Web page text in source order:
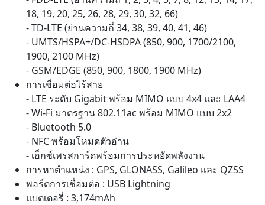
18, 19, 20, 25, 26, 28, 29, 30, 32, 66)
- TD‑LTE (ย่านความถี่ 34, 38, 39, 40, 41, 46)
- UMTS/HSPA+/DC-HSDPA (850, 900, 1700/2100,
1900, 2100 MHz)
- GSM/EDGE (850, 900, 1800, 1900 MHz)
การเชื่อมต่อไร้สาย
- LTE ระดับ Gigabit พร้อม MIMO แบบ 4x4 และ LAA4
- Wi-Fi มาตรฐาน 802.11ac พร้อม MIMO แบบ 2x2
- Bluetooth 5.0
- NFC พร้อมโหมดตัวอ่าน
- เอ็กซ์เพรสการ์ดพร้อมการประหยัดพลังงาน
การหาตำแหน่ง : GPS, GLONASS, Galileo และ QZSS
พอร์ตการเชื่อมต่อ : USB Lightning
แบตเตอรี่ : 3,174mAh